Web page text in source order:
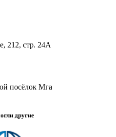
212, стр. 24А
посёлок Мга
другие